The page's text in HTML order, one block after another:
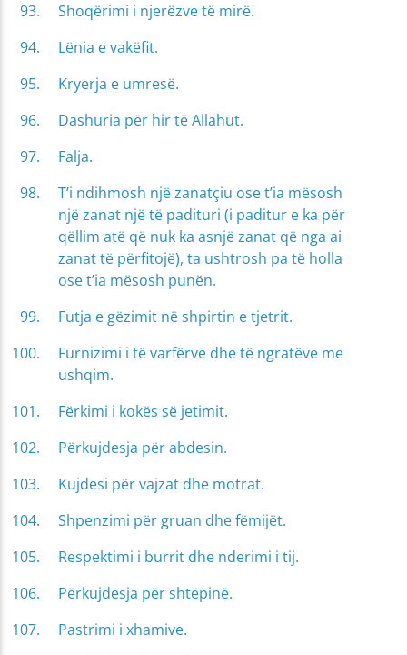
Shoqërimi i njerëzve të mirë.
Lënia e vakëfit.
Kryerja e umresë.
Dashuria për hir të Allahut.
Falja.
T’i ndihmosh një zanatçiu ose t’ia mësosh
një zanat një të padituri (i paditur e ka për
qëllim atë që nuk ka asnjë zanat që nga ai
zanat të përfitojë), ta ushtrosh pa të holla
ose t’ia mësosh punën.
Futja e gëzimit në shpirtin e tjetrit.
Furnizimi i të varfërve dhe të ngratëve me
ushqim.
Fërkimi i kokës së jetimit.
Përkujdesja për abdesin.
Kujdesi për vajzat dhe motrat.
Shpenzimi për gruan dhe fëmijët.
Respektimi i burrit dhe nderimi i tij.
Përkujdesja për shtëpinë.
Pastrimi i xhamive.